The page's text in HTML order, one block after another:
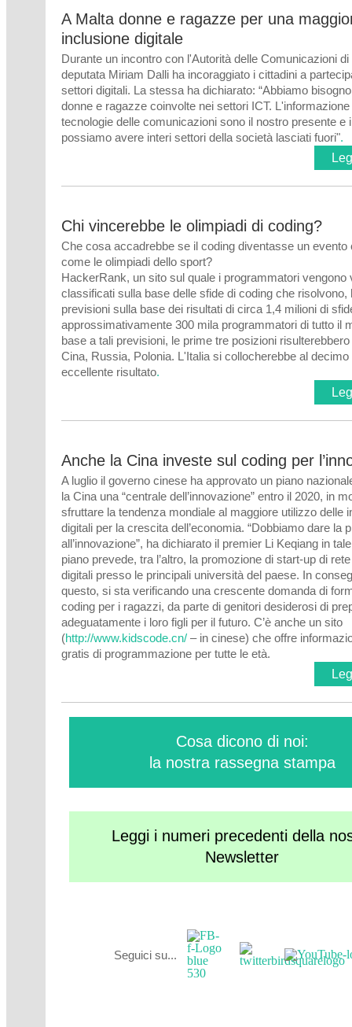
A Malta donne e ragazze per una
inclusione digitale
Durante un incontro con l'Autorità delle Comunicazioni di
deputata Miriam Dalli ha incoraggiato i cittadini a
settori digitali. La stessa ha dichiarato: “Abbiamo
donne e ragazze coinvolte nei settori ICT. L'informazione
tecnologie delle comunicazioni sono il nostro presente e
possiamo avere interi settori della società lasciati fuori".
Chi vincerebbe le olimpiadi di coding?
Che cosa accadrebbe se il coding diventasse un evento
come le olimpiadi dello sport?
HackerRank, un sito sul quale i programmatori vengono
classificati sulla base delle sfide di coding che risolvono,
previsioni sulla base dei risultati di circa 1,4 milioni di
approssimativamente 300 mila programmatori di tutto il
base a tali previsioni, le prime tre posizioni
Cina, Russia, Polonia. L'Italia si collocherebbe al decimo
eccellente risultato.
Anche la Cina investe sul coding per
A luglio il governo cinese ha approvato un piano
la Cina una “centrale dell’innovazione” entro il 2020, in
sfruttare la tendenza mondiale al maggiore utilizzo delle
digitali per la crescita dell’economia. “Dobbiamo dare la
all’innovazione”, ha dichiarato il premier Li Keqiang in
piano prevede, tra l’altro, la promozione di start-up di
digitali presso le principali università del paese. In
questo, si sta verificando una crescente domanda di
coding per i ragazzi, da parte di genitori desiderosi di
adeguatamente i loro figli per il futuro. C’è anche un sito
(http://www.kidscode.cn/ – in cinese) che offre
gratis di programmazione per tutte le età.
Cosa dicono di noi:
la nostra rassegna stampa
Leggi i numeri precedenti della
Newsletter
Seguici su...